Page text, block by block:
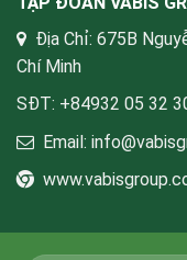
Địa Chỉ: 675B
Chí Minh
SĐT: +84932 05 32
Email: